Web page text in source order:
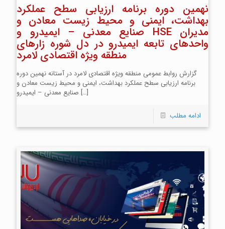
نهمین دوره برنامه ارزیابی سطح عملکرد
بهداشت، ایمنی و محیط زیست معادن و
صنایع معدنی – ایمیدرو و HSE مدیران
واحد‌های تابعه ایمیدرو در دل شوره زارهای
منطقه ویژه اقتصادی لامرد
گزارش روابط عمومی منطقه ویژه اقتصادی لامرد در آستانه نهمین دوره
برنامه ارزیابی سطح عملکرد بهداشت، ایمنی و محیط زیست معادن و
صنایع معدنی – ایمیدرو […]
ادامه مطلب